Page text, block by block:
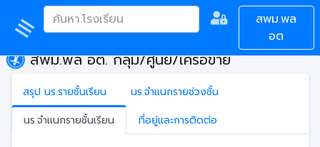
สพม.พล
อต
สพม.พล อต. กลุ่ม/ศูนย์/เครือข่าย
สรุป นร.รายชั้นเรียน
นร.จำแนกรายช่วงชั้น
นร.จำแนกรายชั้นเรียน
ที่อยู่และการติดต่อ